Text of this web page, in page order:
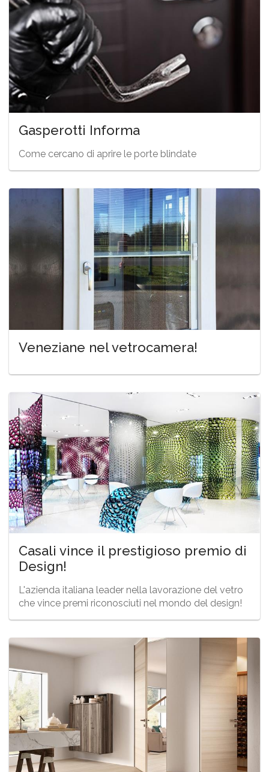
Gasperotti Informa
Come cercano di aprire le porte blindate
Veneziane nel vetrocamera!
Casali vince il prestigioso premio di
Design!
L'azienda italiana leader nella lavorazione del vetro
che vince premi riconosciuti nel mondo del design!